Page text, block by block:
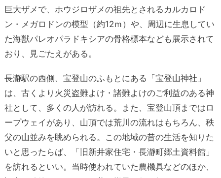
巨大ザメで、ホウジロザメの祖先とされるカルカロド
ン・メガロドンの模型（約12ｍ）や、周辺に生息してい
た海獣パレオパラドキシアの骨格標本なども展示されて
おり、見ごたえがある。
長瀞駅の西側、宝登山のふもとにある「宝登山神社」
は、古くより火災盗難よけ・諸難よけのご利益のある神
社として、多くの人が訪れる。また、宝登山頂まではロ
ープウェイがあり、山頂では荒川の流れはもちろん、秩
父の山並みを眺められる。この地域の昔の生活を知りた
いと思ったらば、「旧新井家住宅・長瀞町郷土資料館」
を訪れるといい。当時使われていた農機具などのほか、